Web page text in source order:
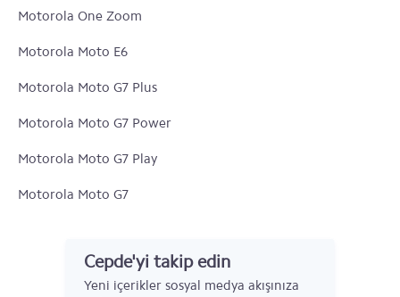
Motorola One Zoom
Motorola Moto E6
Motorola Moto G7 Plus
Motorola Moto G7 Power
Motorola Moto G7 Play
Motorola Moto G7
Motorola Moto Z4Cepde'yi takip edin
Yeni içerikler sosyal medya akışınıza